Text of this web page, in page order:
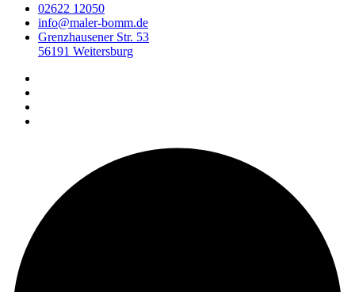
02622 12050
info@maler-bomm.de
Grenzhausener Str. 53
56191 Weitersburg